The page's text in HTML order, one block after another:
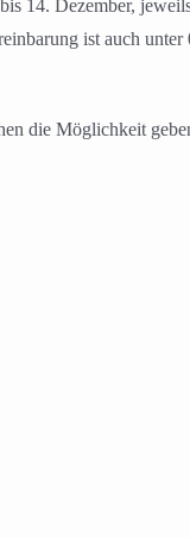
14. Dezember,
ist auch unter
die Möglichkeit